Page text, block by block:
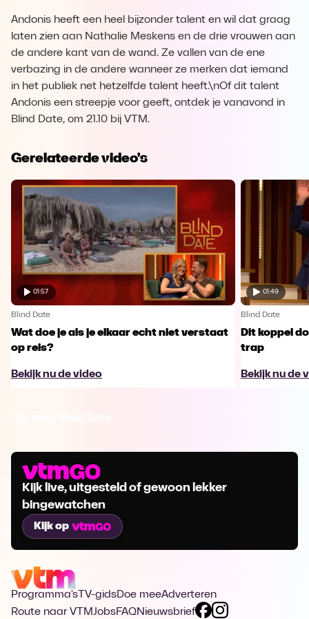
Andonis heeft een heel bijzonder talent en wil dat graag
laten zien aan Nathalie Meskens en de drie vrouwen aan
de andere kant van de wand. Ze vallen van de ene
verbazing in de andere wanneer ze merken dat iemand
in het publiek net hetzelfde talent heeft.\nOf dit talent
Andonis een streepje voor geeft, ontdek je vanavond in
Blind Date, om 21.10 bij VTM.
Gerelateerde video's
01:57
Blind Date
Wat doe je als je elkaar echt niet verstaat
op reis?
Bekijk nu de video
01:49
Blind Date
Dit koppel
trap
Bekijk nu de
Kijk live, uitgesteld of gewoon lekker
bingewatchen
Kijk op
Programma's TV-gidsDoe meeAdverteren
Route naar VTMJobsFAQNieuwsbrief